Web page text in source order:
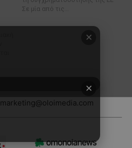
marketing@oloimedia.com
✕